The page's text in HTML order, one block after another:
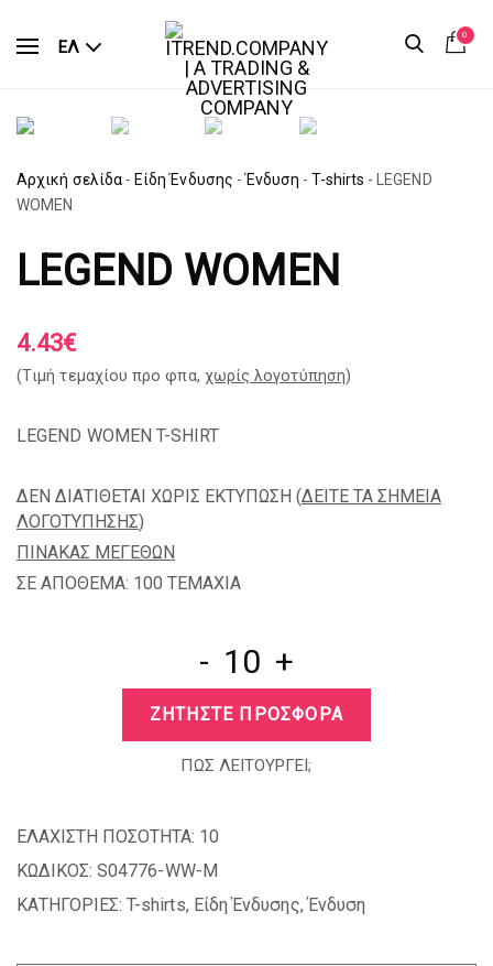
ΕΛ
0
Αρχική σελίδα - Είδη Ένδυσης - Ένδυση - T-shirts -
LEGEND
WOMEN
LEGEND WOMEN
4.43€
(Tιμή τεμαχίου προ φπα, χωρίς λογοτύπηση)
LEGEND WOMEN T-SHIRT
ΔΕΝ ΔΙΑΤΙΘΕΤΑΙ ΧΩΡΙΣ ΕΚΤΥΠΩΣΗ (ΔΕΙΤΕ ΤΑ ΣΗΜΕΙΑ
ΛΟΓΟΤΥΠΗΣΗΣ)
ΠΙΝΑΚΑΣ ΜΕΓΕΘΩΝ
ΣΕ ΑΠΟΘΕΜΑ: 100 TEMAXIA
- +
ΖΗΤΗΣΤΕ ΠΡΟΣΦΟΡΑ
ΠΩΣ ΛΕΙΤΟΥΡΓΕΙ;
ΕΛΑΧΙΣΤΗ ΠΟΣΟΤΗΤΑ: 10
ΚΩΔΙΚΟΣ: S04776-WW-M
ΚΑΤΗΓΟΡΙΕΣ: T-shirts, Είδη Ένδυσης,Ένδυση